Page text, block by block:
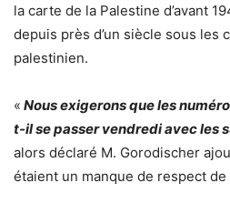
la carte de la Palestine d’avant
depuis près d’un siècle sous les
palestinien.
« Nous exigerons que les
t-il se passer vendredi avec les
alors déclaré M. Gorodischer
étaient un manque de respect